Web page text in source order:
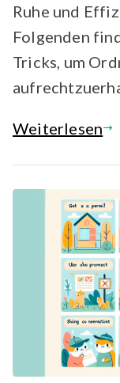
Ruhe und
Folgenden
Tricks, um
Weiterlesen